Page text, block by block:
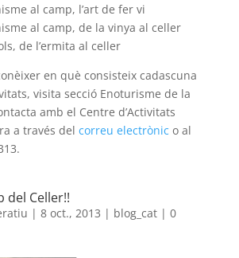
al camp, l’art de fer vi
al camp, de la vinya al celler
de l’ermita al celler
en què consisteix cadascuna
visita secció Enoturisme de la
amb el Centre d’Activitats
a través del correu electrònic o al
del Celler!!
| 8 oct., 2013 | blog_cat| 0